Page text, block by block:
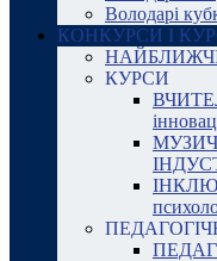
Володарі
КОНКУРСИ І
КУРСИ